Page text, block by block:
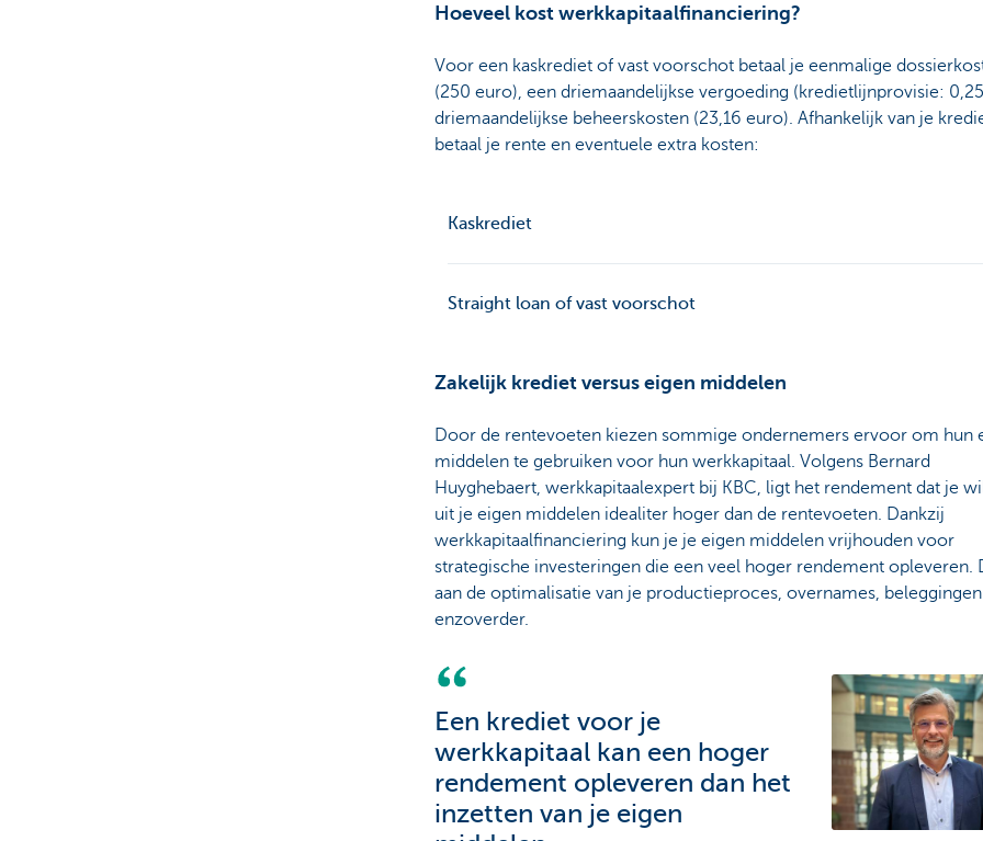
Hoeveel kost werkkapitaalfinanciering?
Voor een kaskrediet of vast voorschot betaal je eenmalige
(250 euro), een driemaandelijkse vergoeding (kredietlijnprovisie:
driemaandelijkse beheerskosten (23,16 euro). Afhankelijk van je
betaal je rente en eventuele extra kosten:
Kaskrediet
Straight loan of vast voorschot
Zakelijk krediet versus eigen middelen
Door de rentevoeten kiezen sommige ondernemers ervoor om hun
middelen te gebruiken voor hun werkkapitaal. Volgens Bernard
Huyghebaert, werkkapitaalexpert bij KBC, ligt het rendement dat je
uit je eigen middelen idealiter hoger dan de rentevoeten. Dankzij
werkkapitaalfinanciering kun je je eigen middelen vrijhouden voor
strategische investeringen die een veel hoger rendement opleveren.
aan de optimalisatie van je productieproces, overnames, beleggingen
enzoverder.
Een krediet voor je
werkkapitaal kan een hoger
rendement opleveren dan het
inzetten van je eigen